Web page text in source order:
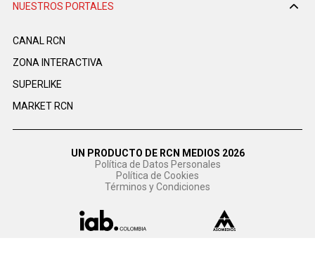
NUESTROS PORTALES
CANAL RCN
ZONA INTERACTIVA
SUPERLIKE
MARKET RCN
UN PRODUCTO DE RCN MEDIOS 2026
Política de Datos Personales
Política de Cookies
Términos y Condiciones